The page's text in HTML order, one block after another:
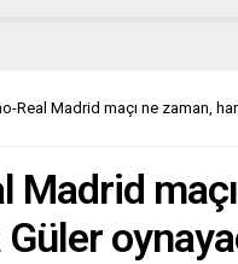
Real Madrid maçı ne zaman,
Madrid